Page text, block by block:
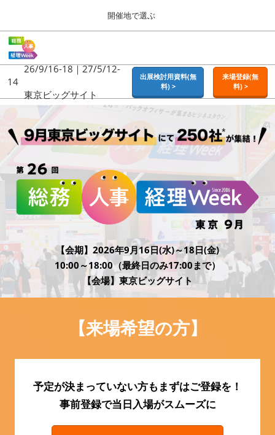
ッ
プ
し
て
進
to
close
the
menu.
開催地で選ぶ
東京ビッグサイト | Tokyo Big Sight
東京
東京ビッグサイト | Tokyo Big Sight
2026年11月18日
インテックス大阪 / INTEX OSAKA
名古屋
ポートメッセなごや / Port Messe Nagoya
HR EXPO【オンライン】
オンライン / online
理想の管理職カンファレンス
東京ビッグサイト | Tokyo Big Sight
ー
ナ
ビ
ー
シ
を
折
り
た
26/9/16-18｜27/5/12-
14
東京ビッグサイト
出展検討用資料(無
料) >
来場登録(無
料) >
【会期】2026年9月16日(水)～18日(金)
10:00～18:00（最終日のみ17:00まで）
【会場】東京ビッグサイト
【来場希望の方】
予定が決まっていない方もまずはご登録を！
事前登録で当日入場がスムーズに